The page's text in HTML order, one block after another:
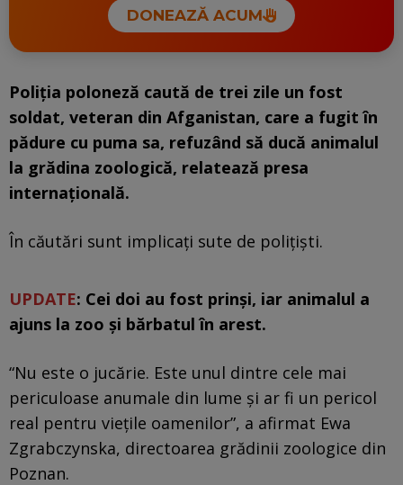
DONEAZĂ ACUM
Poliţia poloneză caută de trei zile un fost
soldat, veteran din Afganistan, care a fugit în
pădure cu puma sa, refuzând să ducă animalul
la grădina zoologică, relatează presa
internaţională.
În căutări sunt implicaţi sute de poliţişti.
UPDATE: Cei doi au fost prinși, iar animalul a
ajuns la zoo și bărbatul în arest.
“Nu este o jucărie. Este unul dintre cele mai
periculoase anumale din lume şi ar fi un pericol
real pentru vieţile oamenilor”, a afirmat Ewa
Zgrabczynska, directoarea grădinii zoologice din
Poznan.